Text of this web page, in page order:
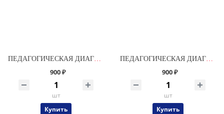
900 ₽
шт
Купить
900 ₽
шт
Купить